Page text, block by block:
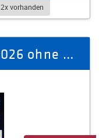
2x vorhanden
Sommerfußballcamp 2026 ohne Übernachtung